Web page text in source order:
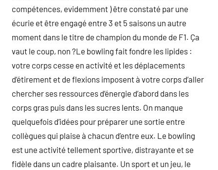
compétences, evidemment ) être constaté par une
écurie et être engagé entre 3 et 5 saisons un autre
moment dans le titre de champion du monde de F1. Ça
vaut le coup, non ?Le bowling fait fondre les lipides :
votre corps cesse en activité et les déplacements
d’étirement et de flexions imposent à votre corps d’aller
chercher ses ressources d’énergie d’abord dans les
corps gras puis dans les sucres lents. On manque
quelquefois d’idées pour préparer une sortie entre
collègues qui plaise à chacun d’entre eux. Le bowling
est une activité tellement sportive, distrayante et se
fidèle dans un cadre plaisante. Un sport et un jeu, le